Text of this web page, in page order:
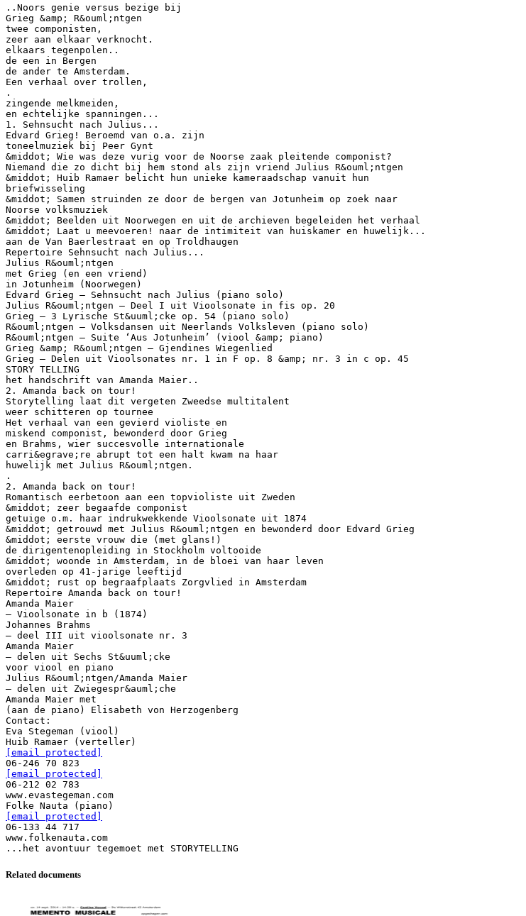
..Noors genie versus bezige bij
Grieg &amp; R&ouml;ntgen
twee componisten,
zeer aan elkaar verknocht.
elkaars tegenpolen..
de een in Bergen
de ander te Amsterdam.
Een verhaal over trollen,
.
zingende melkmeiden,
en echtelijke spanningen...
1. Sehnsucht nach Julius...
Edvard Grieg! Beroemd van o.a. zijn
toneelmuziek bij Peer Gynt
&middot; Wie was deze vurig voor de Noorse zaak pleitende componist?
Niemand die zo dicht bij hem stond als zijn vriend Julius R&ouml;ntgen
&middot; Huib Ramaer belicht hun unieke kameraadschap vanuit hun
briefwisseling
&middot; Samen struinden ze door de bergen van Jotunheim op zoek naar
Noorse volksmuziek
&middot; Beelden uit Noorwegen en uit de archieven begeleiden het verhaal
&middot; Laat u meevoeren! naar de intimiteit van huiskamer en huwelijk...
aan de Van Baerlestraat en op Troldhaugen
Repertoire Sehnsucht nach Julius...
Julius R&ouml;ntgen
met Grieg (en een vriend)
in Jotunheim (Noorwegen)
Edvard Grieg – Sehnsucht nach Julius (piano solo)
Julius R&ouml;ntgen – Deel I uit Vioolsonate in fis op. 20
Grieg – 3 Lyrische St&uuml;cke op. 54 (piano solo)
R&ouml;ntgen – Volksdansen uit Neerlands Volksleven (piano solo)
R&ouml;ntgen – Suite ‘Aus Jotunheim’ (viool &amp; piano)
Grieg &amp; R&ouml;ntgen – Gjendines Wiegenlied
Grieg – Delen uit Vioolsonates nr. 1 in F op. 8 &amp; nr. 3 in c op. 45
STORY TELLING
het handschrift van Amanda Maier..
2. Amanda back on tour!
Storytelling laat dit vergeten Zweedse multitalent
weer schitteren op tournee
Het verhaal van een gevierd violiste en
miskend componist, bewonderd door Grieg
en Brahms, wier succesvolle internationale
carri&egrave;re abrupt tot een halt kwam na haar
huwelijk met Julius R&ouml;ntgen.
.
2. Amanda back on tour!
Romantisch eerbetoon aan een topvioliste uit Zweden
&middot; zeer begaafde componist
getuige o.m. haar indrukwekkende Vioolsonate uit 1874
&middot; getrouwd met Julius R&ouml;ntgen en bewonderd door Edvard Grieg
&middot; eerste vrouw die (met glans!)
de dirigentenopleiding in Stockholm voltooide
&middot; woonde in Amsterdam, in de bloei van haar leven
overleden op 41-jarige leeftijd
&middot; rust op begraafplaats Zorgvlied in Amsterdam
Repertoire Amanda back on tour!
Amanda Maier
– Vioolsonate in b (1874)
Johannes Brahms
– deel III uit vioolsonate nr. 3
Amanda Maier
– delen uit Sechs St&uuml;cke
voor viool en piano
Julius R&ouml;ntgen/Amanda Maier
– delen uit Zwiegespr&auml;che
Amanda Maier met
(aan de piano) Elisabeth von Herzogenberg
Contact:
Eva Stegeman (viool)
[email protected]
[email protected]
06-212 02 783
www.evastegeman.com
[email protected]
06-133 44 717
www.folkenauta.com
Related documents